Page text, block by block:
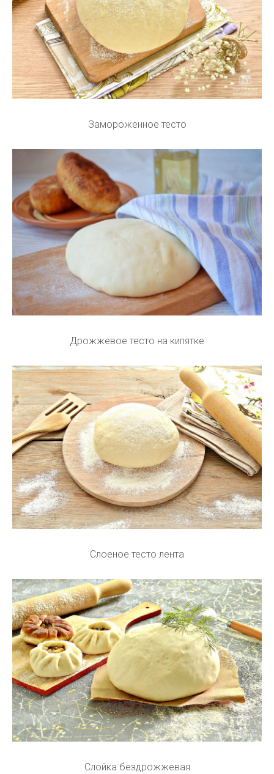
Замороженное тесто
Дрожжевое тесто на кипятке
Слоеное тесто лента
Слойка бездрожжевая